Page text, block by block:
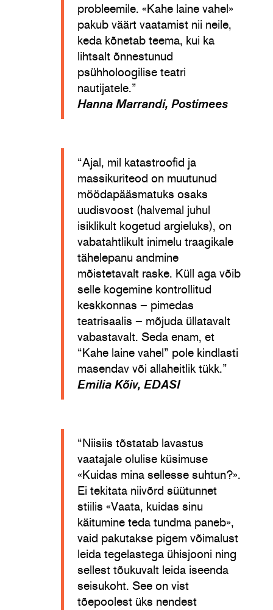
probleemile. «Kahe laine vahel»
pakub väärt vaatamist nii neile,
keda kõnetab teema, kui ka
lihtsalt õnnestunud
psühholoogilise teatri
nautijatele.”
Hanna Marrandi, Postimees
“Ajal, mil katastroofid ja
massikuriteod on muutunud
möödapääsmatuks osaks
uudisvoost (halvemal juhul
isiklikult kogetud argieluks), on
vabatahtlikult inimelu traagikale
tähelepanu andmine
mõistetavalt raske. Küll aga võib
selle kogemine kontrollitud
keskkonnas – pimedas
teatrisaalis – mõjuda üllatavalt
vabastavalt. Seda enam, et
“Kahe laine vahel” pole kindlasti
masendav või allaheitlik tükk.”
Emilia Kõiv, EDASI
“Niisiis tõstatab lavastus
vaatajale olulise küsimuse
«Kuidas mina sellesse suhtun?».
Ei tekitata niivõrd süütunnet
stiilis «Vaata, kuidas sinu
käitumine teda tundma paneb»,
vaid pakutakse pigem võimalust
leida tegelastega ühisjooni ning
sellest tõukuvalt leida iseenda
seisukoht. See on vist
tõepoolest üks nendest